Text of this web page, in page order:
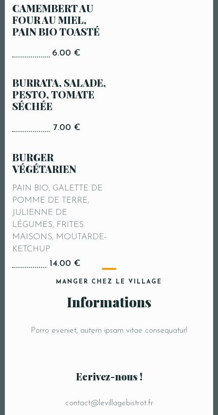
CAMEMBERT AU
FOUR AU MIEL,
PAIN BIO TOASTÉ
6.00 €
BURRATA, SALADE,
PESTO, TOMATE
SÉCHÉE
7.00 €
BURGER
VÉGÉTARIEN
PAIN BIO, GALETTE DE
POMME DE TERRE,
JULIENNE DE
LÉGUMES, FRITES
MAISONS, MOUTARDE-
KETCHUP
14.00 €
OIGNONS CONFITS,
TOMATES,
CORNICHONS, FRITES
KETCHUP
BURGER
VÉGÉTARIEN
PAIN BIO, GALETTE DE
JULIENNE DE
LÉGUMES, FRITES
KETCHUP
14.00 €
MANGER CHEZ LE VILLAGE
Informations
Porro eveniet, autem ipsam vitae consequatur!
Ecrivez-nous !
contact@levillagebistrot.fr
Réservation de Table